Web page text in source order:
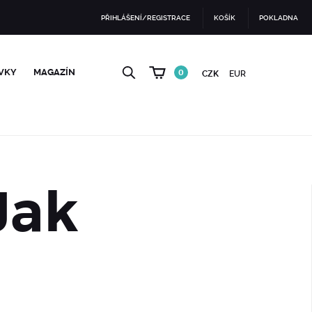
PŘIHLÁŠENÍ/REGISTRACE KOŠÍK POKLADNA
MAGAZÍN 0 CZK EUR